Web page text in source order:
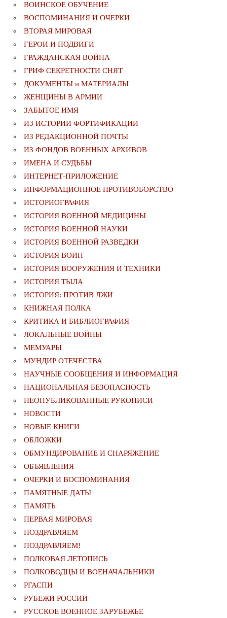
ВОИНСКОЕ ОБУЧЕНИЕ
ВОСПОМИНАНИЯ И ОЧЕРКИ
ВТОРАЯ МИРОВАЯ
ГЕРОИ И ПОДВИГИ
ГРАЖДАНСКАЯ ВОЙНА
ГРИФ СЕКРЕТНОСТИ СНЯТ
ДОКУМЕНТЫ и МАТЕРИАЛЫ
ЖЕНЩИНЫ В АРМИИ
ЗАБЫТОЕ ИМЯ
ИЗ ИСТОРИИ ФОРТИФИКАЦИИ
ИЗ РЕДАКЦИОННОЙ ПОЧТЫ
ИЗ ФОНДОВ ВОЕННЫХ АРХИВОВ
ИМЕНА И СУДЬБЫ
ИНТЕРНЕТ-ПРИЛОЖЕНИЕ
ИНФОРМАЦИОННОЕ ПРОТИВОБОРСТВО
ИСТОРИОГРАФИЯ
ИСТОРИЯ ВОЕННОЙ МЕДИЦИНЫ
ИСТОРИЯ ВОЕННОЙ НАУКИ
ИСТОРИЯ ВОЕННОЙ РАЗВЕДКИ
ИСТОРИЯ ВОИН
ИСТОРИЯ ВООРУЖЕНИЯ И ТЕХНИКИ
ИСТОРИЯ ТЫЛА
ИСТОРИЯ: ПРОТИВ ЛЖИ
КНИЖНАЯ ПОЛКА
КРИТИКА И БИБЛИОГРАФИЯ
ЛОКАЛЬНЫЕ ВОЙНЫ
МЕМУАРЫ
МУНДИР ОТЕЧЕСТВА
НАУЧНЫЕ СООБЩЕНИЯ И ИНФОРМАЦИЯ
НАЦИОНАЛЬНАЯ БЕЗОПАСНОСТЬ
НЕОПУБЛИКОВАННЫЕ РУКОПИСИ
НОВОСТИ
НОВЫЕ КНИГИ
ОБЛОЖКИ
ОБМУНДИРОВАНИЕ И СНАРЯЖЕНИЕ
ОБЪЯВЛЕНИЯ
ОЧЕРКИ И ВОСПОМИНАНИЯ
ПАМЯТНЫЕ ДАТЫ
ПАМЯТЬ
ПЕРВАЯ МИРОВАЯ
ПОЗДРАВЛЯЕМ
ПОЗДРАВЛЯЕМ!
ПОЛКОВАЯ ЛЕТОПИСЬ
ПОЛКОВОДЦЫ И ВОЕНАЧАЛЬНИКИ
РГАСПИ
РУБЕЖИ РОССИИ
РУССКОЕ ВОЕННОЕ ЗАРУБЕЖЬЕ